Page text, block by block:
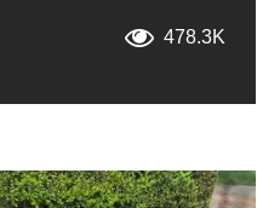
478.3K